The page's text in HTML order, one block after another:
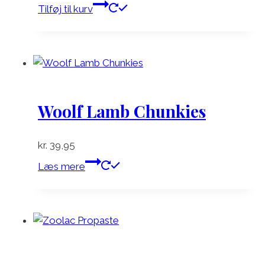
Tilføj til kurv
Woolf Lamb Chunkies
kr. 39,95
Læs mere